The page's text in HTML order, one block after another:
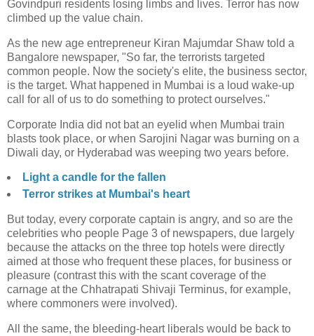
Govindpuri residents losing limbs and lives. Terror has now
climbed up the value chain.
As the new age entrepreneur Kiran Majumdar Shaw told a
Bangalore newspaper, "So far, the terrorists targeted
common people. Now the society's elite, the business sector,
is the target. What happened in Mumbai is a loud wake-up
call for all of us to do something to protect ourselves."
Corporate India did not bat an eyelid when Mumbai train
blasts took place, or when Sarojini Nagar was burning on a
Diwali day, or Hyderabad was weeping two years before.
Light a candle for the fallen
Terror strikes at Mumbai's heart
But today, every corporate captain is angry, and so are the
celebrities who people Page 3 of newspapers, due largely
because the attacks on the three top hotels were directly
aimed at those who frequent these places, for business or
pleasure (contrast this with the scant coverage of the
carnage at the Chhatrapati Shivaji Terminus, for example,
where commoners were involved).
All the same, the bleeding-heart liberals would be back to